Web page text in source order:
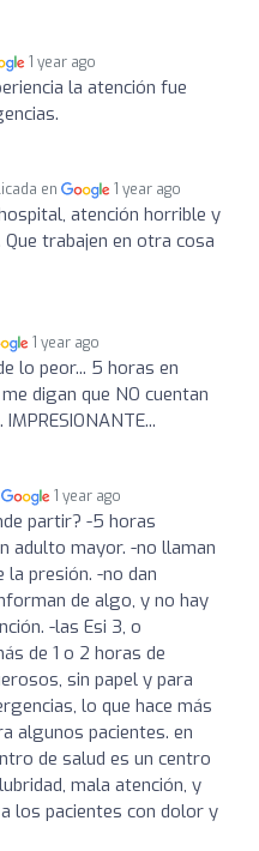
1 year ago
la atención fue
en 1 year ago
atención horrible y
trabajen en otra cosa
1 year ago
lo peor... 5 horas en
digan que NO cuentan
1 year ago
partir? -5 horas
adulto mayor. -no llaman
presión. -no dan
de algo, y no hay
-las Esi 3, o
de 1 o 2 horas de
sin papel y para
lo que hace más
algunos pacientes. en
de salud es un centro
mala atención, y
los pacientes con dolor y